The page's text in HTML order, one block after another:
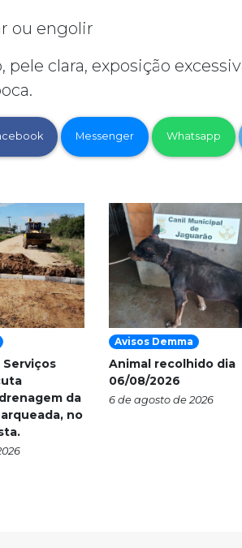
ou engolir
clara, exposição
Messenger Whatsapp
da
no
Avisos Demma
Animal recolhido dia
06/08/2026
6 de agosto de 2026